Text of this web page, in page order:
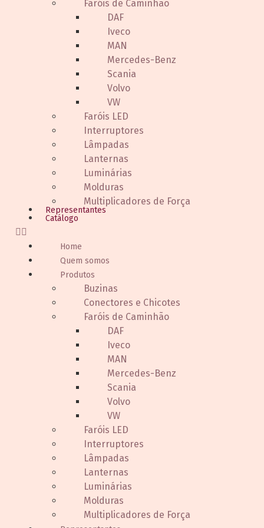
Faróis de Caminhão
DAF
Iveco
MAN
Mercedes-Benz
Scania
Volvo
VW
Faróis LED
Interruptores
Lâmpadas
Lanternas
Luminárias
Molduras
Multiplicadores de Força
Representantes
Catálogo
Home
Quem somos
Produtos
Buzinas
Conectores e Chicotes
Faróis de Caminhão
DAF
Iveco
MAN
Mercedes-Benz
Scania
Volvo
VW
Faróis LED
Interruptores
Lâmpadas
Lanternas
Luminárias
Molduras
Multiplicadores de Força